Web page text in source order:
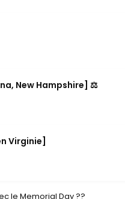
New Hampshire] ⚖️
Virginie]
le Memorial Day ??